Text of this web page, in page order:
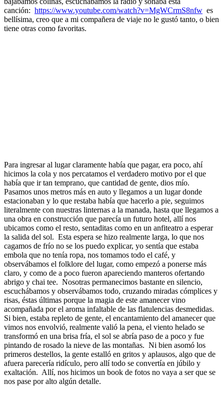
canción: https://www.youtube.com/watch?v=MgWCrmS8nfw es
bellísima, creo que a mi compañera de viaje no le gustó tanto, o bien
tiene otras como favoritas.
Para ingresar al lugar claramente había que pagar, era poco, ahí
hicimos la cola y nos percatamos el verdadero motivo por el que
había que ir tan temprano, que cantidad de gente, dios mío.
Pasamos unos metros más en auto y llegamos a un lugar donde
estacionaban y lo que restaba había que hacerlo a pie, seguimos
literalmente con nuestras linternas a la manada, hasta que llegamos a
una obra en construcción que parecía un futuro hotel, allí nos
ubicamos como el resto, sentaditas como en un anfiteatro a esperar
la salida del sol. Esta espera se hizo realmente larga, lo que nos
cagamos de frío no se los puedo explicar, yo sentía que estaba
embola que no tenía ropa, nos tomamos todo el café, y
observábamos el folklore del lugar, como empezó a ponerse más
claro, y como de a poco fueron apareciendo manteros ofertando
abrigo y chai tee. Nosotras permanecimos bastante en silencio,
escuchábamos y observábamos todo, cruzando miradas cómplices y
risas, éstas últimas porque la magia de este amanecer vino
acompañada por el aroma infaltable de las flatulencias desmedidas.
Si bien, estaba repleto de gente, el encantamiento del amanecer que
vimos nos envolvió, realmente valió la pena, el viento helado se
transformó en una brisa fría, el sol se abría paso de a poco y fue
pintando de rosado la nieve de las montañas. Ni bien asomó los
primeros destellos, la gente estalló en gritos y aplausos, algo que de
afuera parecería ridículo, pero allí todo se convertía en júbilo y
exaltación. Allí, nos hicimos un book de fotos no vaya a ser que se
nos pase por alto algún detalle.